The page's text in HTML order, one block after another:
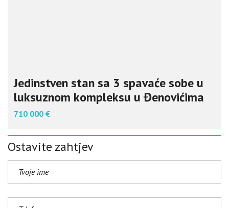
Jedinstven stan sa 3 spavaće sobe u
luksuznom kompleksu u Đenovićima
710 000 €
Ostavite zahtjev